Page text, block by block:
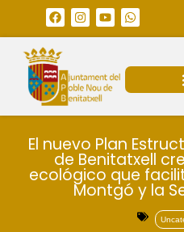
El nuevo Plan
de Benitatxell
ecológico que
Montgó y la